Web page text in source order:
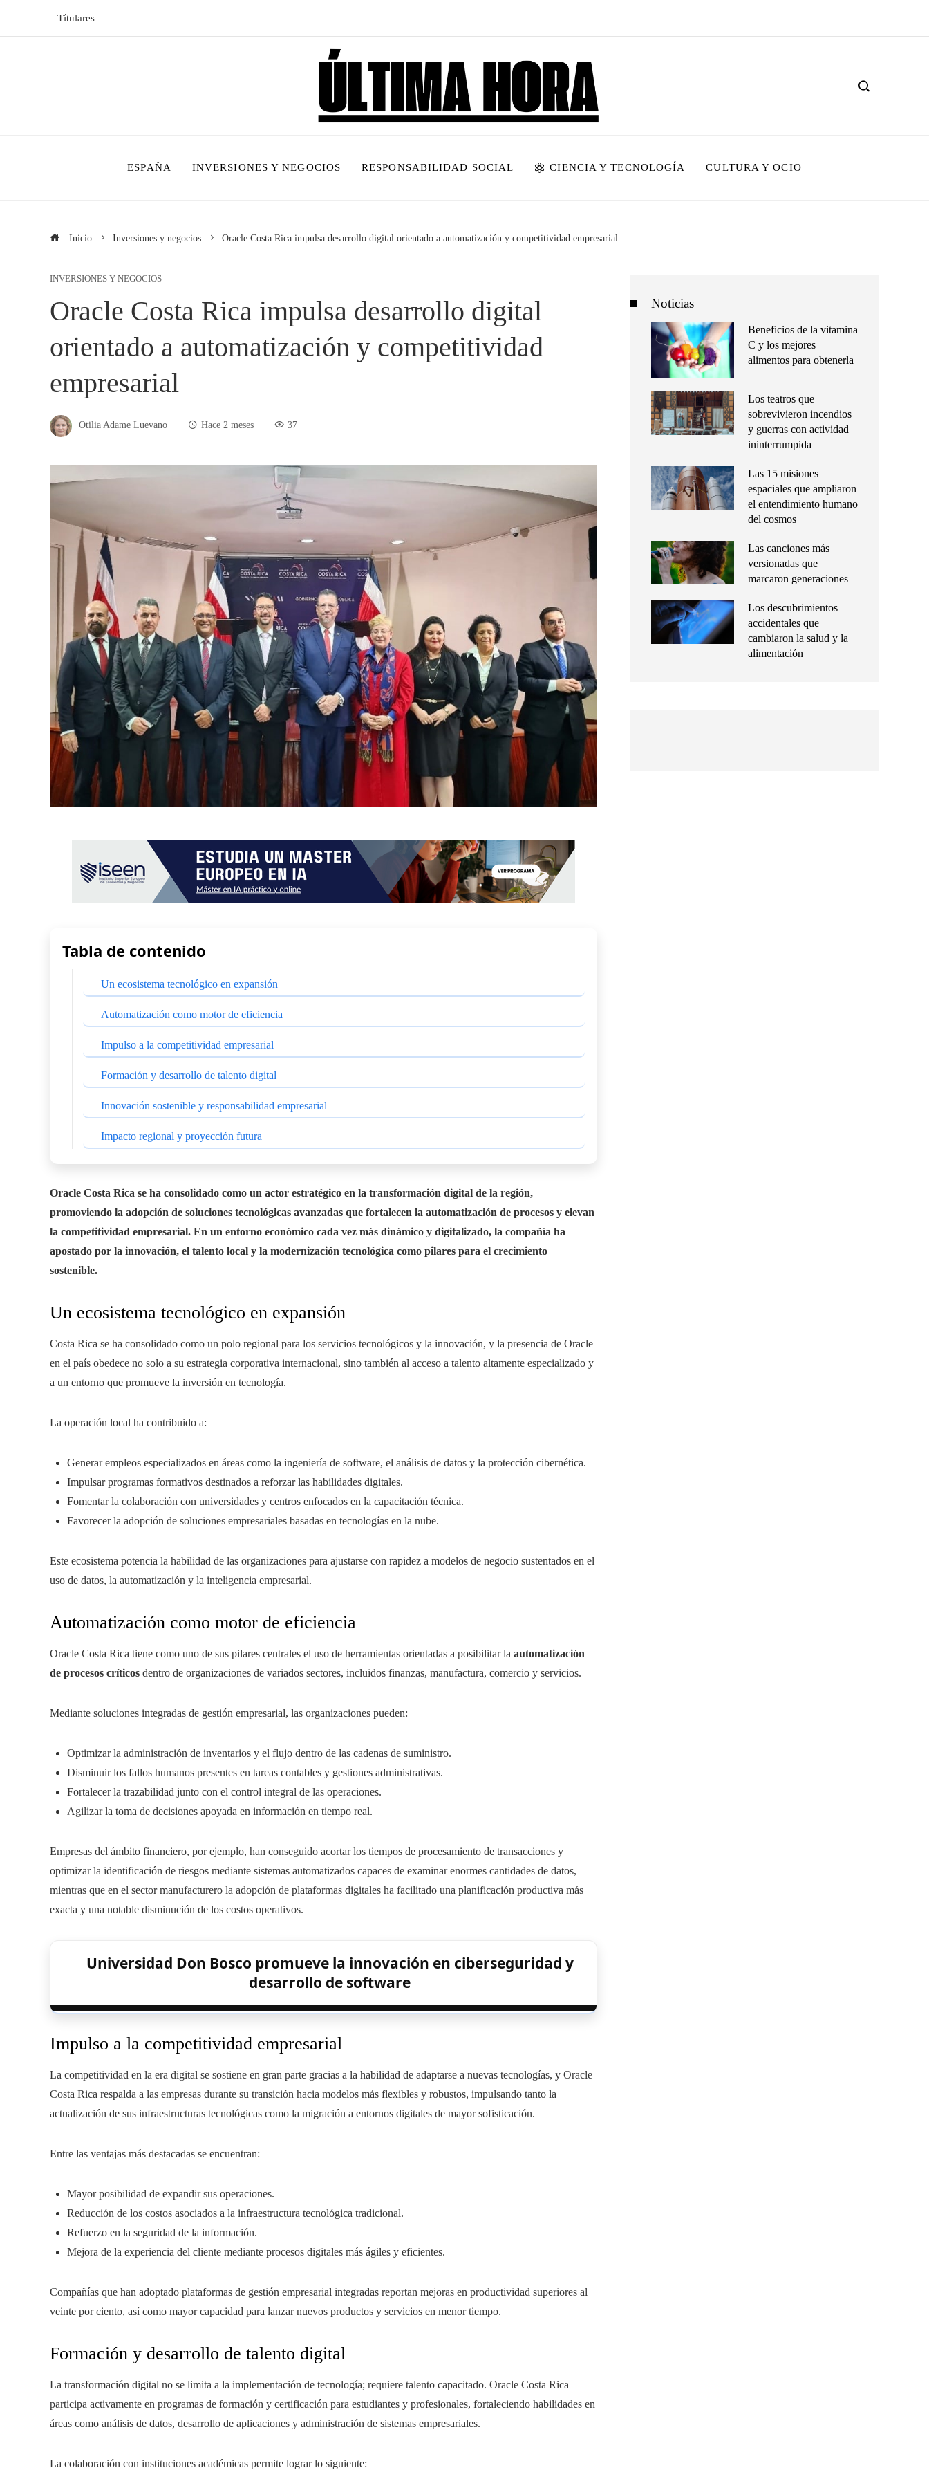
Títulares
ESPAÑA INVERSIONES Y NEGOCIOS RESPONSABILIDAD SOCIAL CIENCIA Y TECNOLOGÍA CULTURA Y OCIO
Inicio Inversiones y negocios Oracle Costa Rica impulsa desarrollo digital orientado a automatización y competitividad empresarial
INVERSIONES Y NEGOCIOS
Oracle Costa Rica impulsa desarrollo digital
orientado a automatización y competitividad
empresarial
Otilia Adame Luevano Hace 2 meses 37
Tabla de contenido
Un ecosistema tecnológico en expansión
Automatización como motor de eficiencia
Impulso a la competitividad empresarial
Formación y desarrollo de talento digital
Innovación sostenible y responsabilidad empresarial
Impacto regional y proyección futura
Oracle Costa Rica se ha consolidado como un actor estratégico en la transformación digital de la región,
promoviendo la adopción de soluciones tecnológicas avanzadas que fortalecen la automatización de procesos y elevan
la competitividad empresarial. En un entorno económico cada vez más dinámico y digitalizado, la compañía ha
apostado por la innovación, el talento local y la modernización tecnológica como pilares para el crecimiento
sostenible.
Un ecosistema tecnológico en expansión
Costa Rica se ha consolidado como un polo regional para los servicios tecnológicos y la innovación, y la presencia de Oracle
en el país obedece no solo a su estrategia corporativa internacional, sino también al acceso a talento altamente especializado y
a un entorno que promueve la inversión en tecnología.
La operación local ha contribuido a:
Generar empleos especializados en áreas como la ingeniería de software, el análisis de datos y la protección cibernética.
Impulsar programas formativos destinados a reforzar las habilidades digitales.
Fomentar la colaboración con universidades y centros enfocados en la capacitación técnica.
Favorecer la adopción de soluciones empresariales basadas en tecnologías en la nube.
Este ecosistema potencia la habilidad de las organizaciones para ajustarse con rapidez a modelos de negocio sustentados en el
uso de datos, la automatización y la inteligencia empresarial.
Automatización como motor de eficiencia
Oracle Costa Rica tiene como uno de sus pilares centrales el uso de herramientas orientadas a posibilitar la automatización
de procesos críticos dentro de organizaciones de variados sectores, incluidos finanzas, manufactura, comercio y servicios.
Mediante soluciones integradas de gestión empresarial, las organizaciones pueden:
Optimizar la administración de inventarios y el flujo dentro de las cadenas de suministro.
Disminuir los fallos humanos presentes en tareas contables y gestiones administrativas.
Fortalecer la trazabilidad junto con el control integral de las operaciones.
Agilizar la toma de decisiones apoyada en información en tiempo real.
Empresas del ámbito financiero, por ejemplo, han conseguido acortar los tiempos de procesamiento de transacciones y
optimizar la identificación de riesgos mediante sistemas automatizados capaces de examinar enormes cantidades de datos,
mientras que en el sector manufacturero la adopción de plataformas digitales ha facilitado una planificación productiva más
exacta y una notable disminución de los costos operativos.
Universidad Don Bosco promueve la innovación en ciberseguridad y
desarrollo de software
Impulso a la competitividad empresarial
La competitividad en la era digital se sostiene en gran parte gracias a la habilidad de adaptarse a nuevas tecnologías, y Oracle
Costa Rica respalda a las empresas durante su transición hacia modelos más flexibles y robustos, impulsando tanto la
actualización de sus infraestructuras tecnológicas como la migración a entornos digitales de mayor sofisticación.
Entre las ventajas más destacadas se encuentran:
Mayor posibilidad de expandir sus operaciones.
Reducción de los costos asociados a la infraestructura tecnológica tradicional.
Refuerzo en la seguridad de la información.
Mejora de la experiencia del cliente mediante procesos digitales más ágiles y eficientes.
Compañías que han adoptado plataformas de gestión empresarial integradas reportan mejoras en productividad superiores al
veinte por ciento, así como mayor capacidad para lanzar nuevos productos y servicios en menor tiempo.
Formación y desarrollo de talento digital
La transformación digital no se limita a la implementación de tecnología; requiere talento capacitado. Oracle Costa Rica
participa activamente en programas de formación y certificación para estudiantes y profesionales, fortaleciendo habilidades en
áreas como análisis de datos, desarrollo de aplicaciones y administración de sistemas empresariales.
La colaboración con instituciones académicas permite lograr lo siguiente:
Noticias
Beneficios de la vitamina
C y los mejores
alimentos para obtenerla
Los teatros que
sobrevivieron incendios
y guerras con actividad
ininterrumpida
Las 15 misiones
espaciales que ampliaron
el entendimiento humano
del cosmos
Las canciones más
versionadas que
marcaron generaciones
Los descubrimientos
accidentales que
cambiaron la salud y la
alimentación